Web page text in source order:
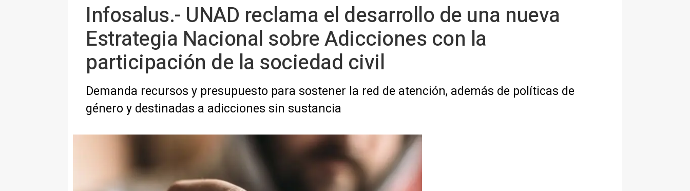
Infosalus.- UNAD reclama el desarrollo de una nueva
Estrategia Nacional sobre Adicciones con la
participación de la sociedad civil
Demanda recursos y presupuesto para sostener la red de atención, además de políticas de
género y destinadas a adicciones sin sustancia